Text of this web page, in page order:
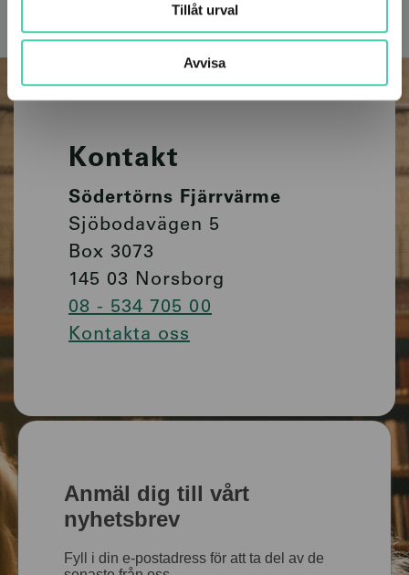
Tillåt urval
Avvisa
Kontakt
Södertörns Fjärrvärme
Sjöbodavägen 5
Box 3073
145 03 Norsborg
08 - 534 705 00
Kontakta oss